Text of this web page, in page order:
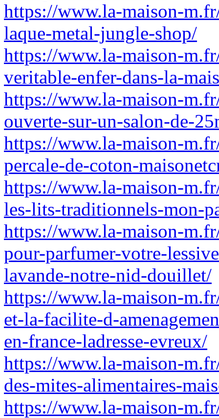
https://www.la-maison-
laque-metal-jungle-shop/
https://www.la-maison-
veritable-enfer-dans-la-
https://www.la-maison-
ouverte-sur-un-salon-de-
https://www.la-maison-
percale-de-coton-
https://www.la-maison-
les-lits-traditionnels-mon-
https://www.la-maison-
pour-parfumer-votre-
lavande-notre-nid-douillet/
https://www.la-maison-
et-la-facilite-d-
en-france-ladresse-evreux/
https://www.la-maison-
des-mites-alimentaires-
https://www.la-maison-